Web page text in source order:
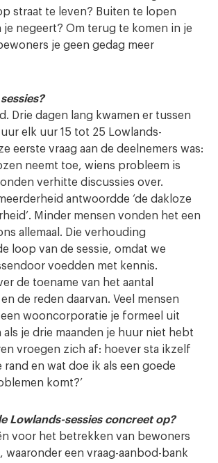
straat te leven? Buiten te lopen
je negeert? Om terug te komen in je
je geen gedag meer
Drie dagen lang kwamen er tussen
elk uur 15 tot 25 Lowlands-
eerste vraag aan de deelnemers was:
neemt toe, wiens probleem is
verhitte discussies over.
antwoordde ‘de dakloze
Minder mensen vonden het een
allemaal. Die verhouding
loop van de sessie, omdat we
voedden met kennis.
de toename van het aantal
de reden daarvan. Veel mensen
wooncorporatie je formeel uit
als je drie maanden je huur niet hebt
vroegen zich af: hoever sta ikzelf
rand en wat doe ik als een goede
komt?’
Lowlands-sessies concreet op?
voor het betrekken van bewoners
waaronder een vraag-aanbod-bank